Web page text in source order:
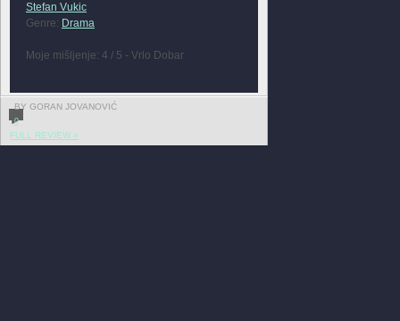
Stefan Vukic
Genre: Drama
Moje mišljenje: 4 / 5 - Vrlo Dobar
BY GORAN JOVANOVIĆ
0
FULL REVIEW »